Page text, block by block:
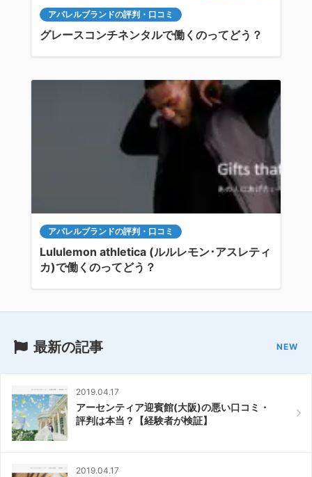
アパレルブランドの評判・口コミ
グレースコンチネンタルで働くのってどう？
アパレルブランドの評判・口コミ
Lululemon athletica (ルルレモン･アスレティ
カ)で働くのってどう？
最新の記事
2019.04.17
アーセンティア迎賓館(大阪)の悪い口コミ・
評判は本当？【経験者が検証】
2019.04.17